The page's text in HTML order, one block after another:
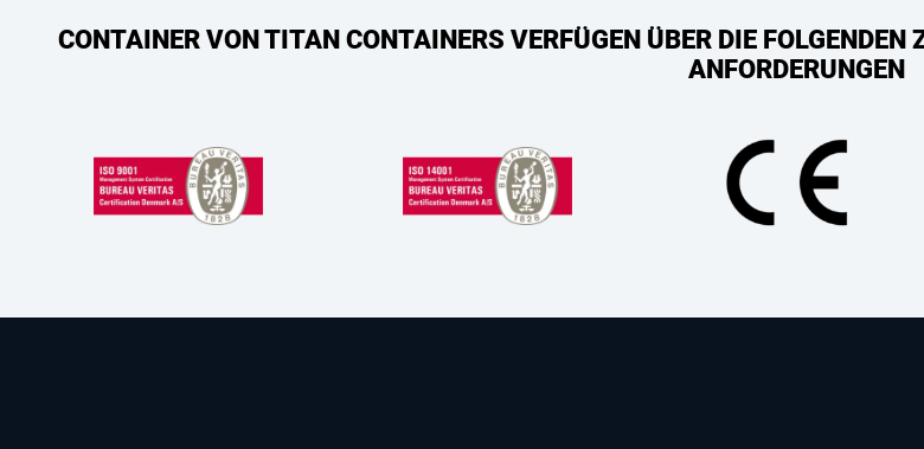
CONTAINER VON TITAN CONTAINERS VERFÜGEN ÜBER DIE FOLGENDEN
ANFORDERUNGEN